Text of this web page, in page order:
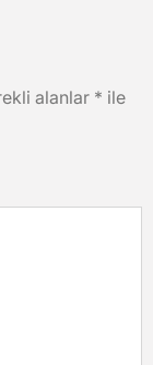
alanlar * ile